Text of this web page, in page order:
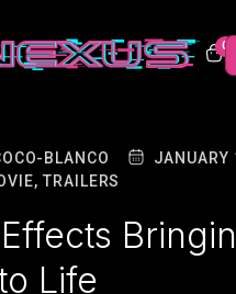
0
BLANCO
JANUARY
TRAILERS
Life